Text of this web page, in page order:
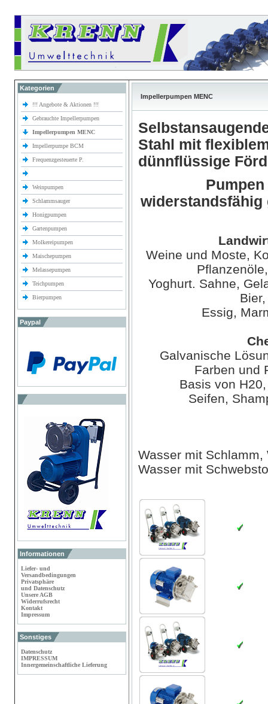
Kategorien
!!! Angebote & Aktionen !!!
Gebrauchte Impellerpumpen
Impellerpumpen MENC
Impellerpumpe BCM
Frequenzgesteuerte P.
Weinpumpen
Schlammsauger
Honigpumpen
Gartenpumpen
Molkereipumpen
Maischepumpen
Melassepumpen
Teichpumpen
Bierpumpen
Paypal
Informationen
Liefer- und
Versandbedingungen
Privatsphäre
und Datenschutz
Unsere AGB
Widerrufsrecht
Kontakt
Impressum
Sonstiges
Datenschutz
IMPRESSUM
Innergemeinschaftliche Lieferung
Impellerpumpen MENC
Stahl mit
dünnflüssige
widerstandsfähig
Weine und Moste,
Yoghurt. Sahne,
Essig,
Galvanische
Farben und
Basis von
Seifen,
Wasser mit
Wasser mit